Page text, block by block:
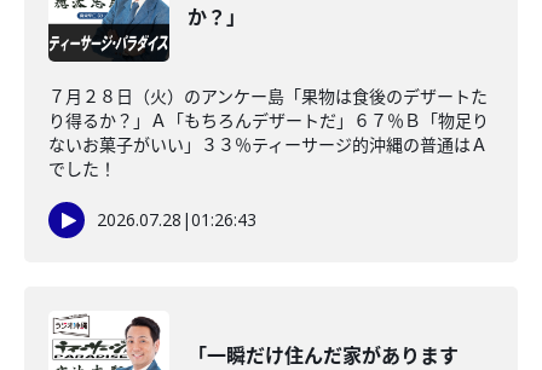
か？」
７月２８日（火）のアンケー島「果物は食後のデザートた
り得るか？」Ａ「もちろんデザートだ」６７％Ｂ「物足り
ないお菓子がいい」３３％ティーサージ的沖縄の普通はＡ
でした！
2026.07.28 |01:26:43
「一瞬だけ住んだ家があります